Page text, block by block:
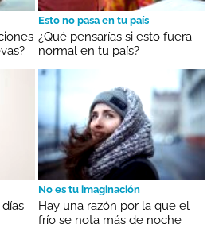
Esto no pasa en tu país
¿Qué pensarías si esto fuera
normal en tu país?
No es tu imaginación
Hay una razón por la que el
frío se nota más de noche